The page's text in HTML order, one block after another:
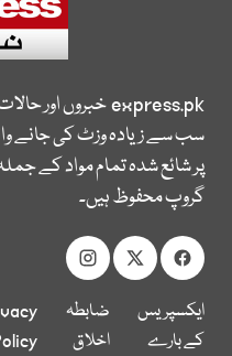
express.pkخبروں اور
سب سے زیادہ وزٹ کی جانے
پر شائع شدہ تمام مواد کے
گروپ محفوظ ہیں۔
ایکسپریس
کے بارے
ضابطہ
اخلاق